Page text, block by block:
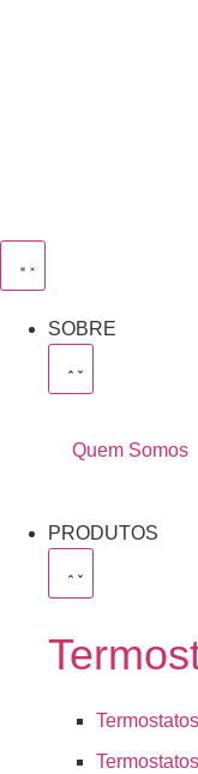
SOBRE
Quem Somos
PRODUTOS